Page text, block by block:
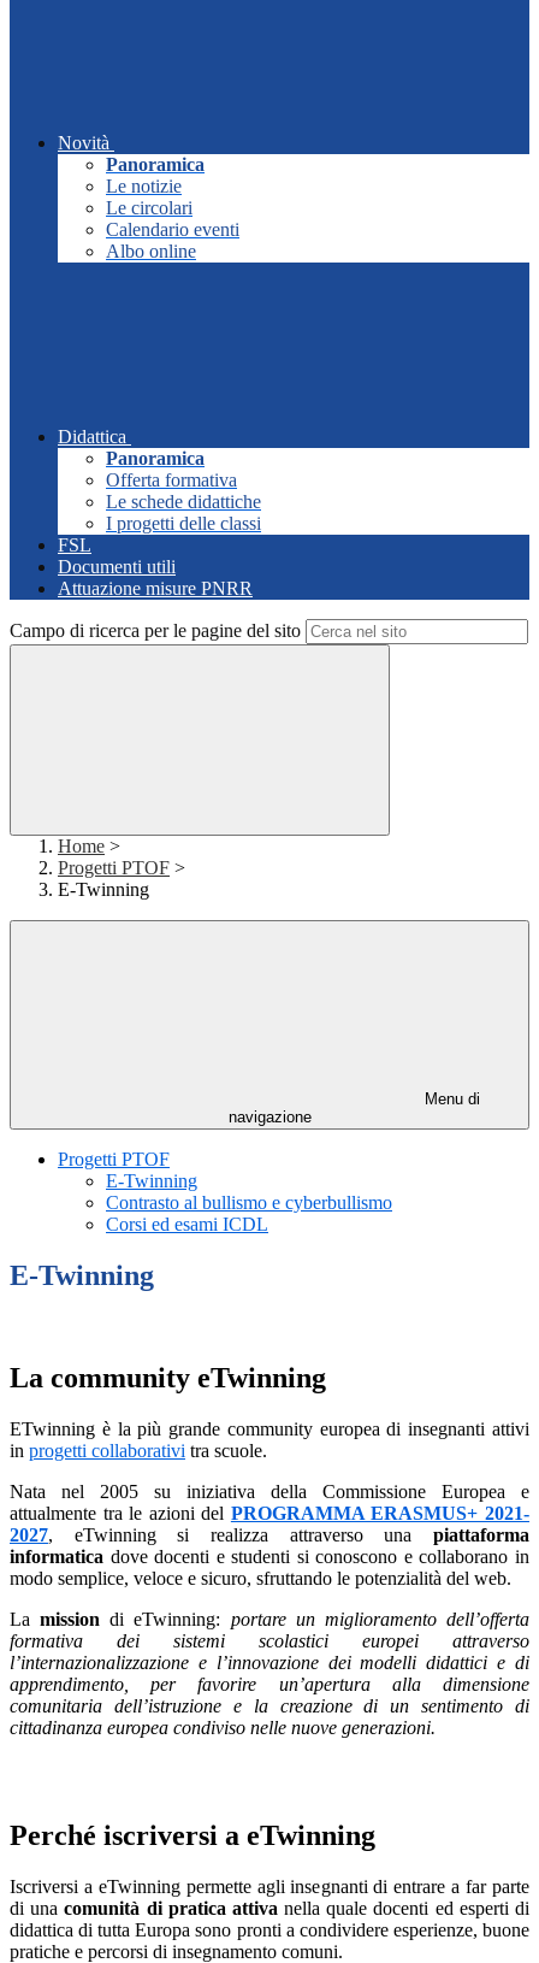
Novità
Panoramica
Le notizie
Le circolari
Calendario eventi
Albo online
Didattica
Panoramica
Offerta formativa
Le schede didattiche
I progetti delle classi
FSL
Documenti utili
Attuazione misure PNRR
Campo di ricerca per le pagine del sito
Home >
Progetti PTOF >
E-Twinning
Menu di
navigazione
Progetti PTOF
E-Twinning
Contrasto al bullismo e cyberbullismo
Corsi ed esami ICDL
E-Twinning
La community eTwinning
ETwinning è la più grande community europea di insegnanti attivi
in progetti collaborativi tra scuole.
Nata nel 2005 su iniziativa della Commissione Europea e
attualmente tra le azioni del PROGRAMMA ERASMUS+ 2021-
2027, eTwinning si realizza attraverso una piattaforma
informatica dove docenti e studenti si conoscono e collaborano in
modo semplice, veloce e sicuro, sfruttando le potenzialità del web.
Lamissiondi eTwinning: portare un miglioramento dell’offerta
formativa dei sistemi scolastici europei attraverso
l’internazionalizzazione e l’innovazione dei modelli didattici e di
apprendimento, per favorire un’apertura alla dimensione
comunitaria dell’istruzione e la creazione di un sentimento di
cittadinanza europea condiviso nelle nuove generazioni.
Perché iscriversi a eTwinning
Iscriversi a eTwinning permette agli insegnanti di entrare a far parte
di unacomunità di pratica attiva nella quale docenti ed esperti di
didattica di tutta Europa sono pronti a condividere esperienze, buone
pratiche e percorsi di insegnamento comuni.